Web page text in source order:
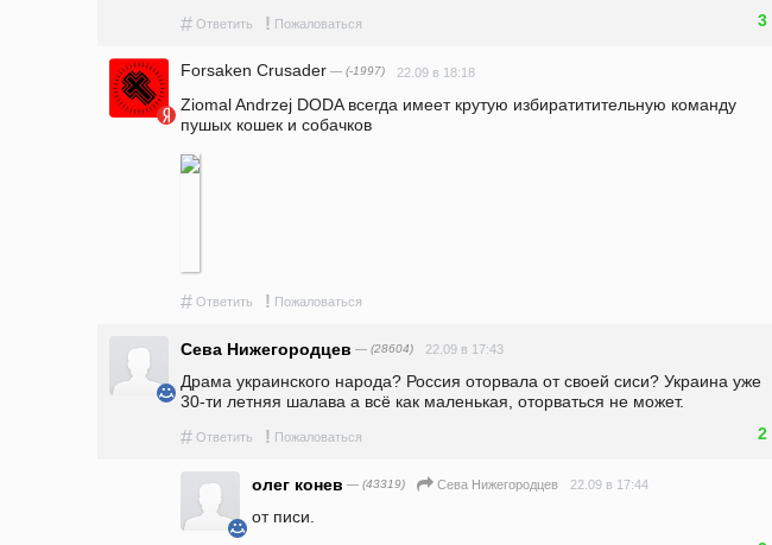
# Ответить ! Пожаловаться 3
Forsaken Crusader — (-1997) 22.09 в 18:18
Ziomal Andrzej DODA всегда имеет крутую избиратитительную команду
пушых кошек и собачков
# Ответить ! Пожаловаться
Сева Нижегородцев — (28604) 22.09 в 17:43
Драма украинского народа? Россия оторвала от своей сиси? Украина уже
30-ти летняя шалава а всё как маленькая, оторваться не может.
# Ответить ! Пожаловаться 2
олег конев — (43319) Сева Нижегородцев 22.09 в 17:44
от писи.